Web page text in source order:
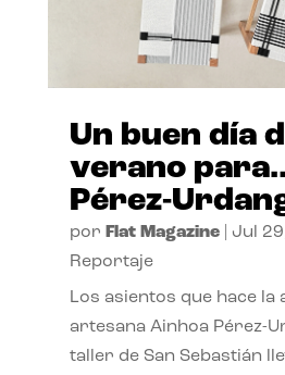
Un buen día
verano
Pérez-
por Flat Magazine| Jul
Reportaje
Los asientos que hace la
artesana Ainhoa Pérez-
taller de San Sebastián